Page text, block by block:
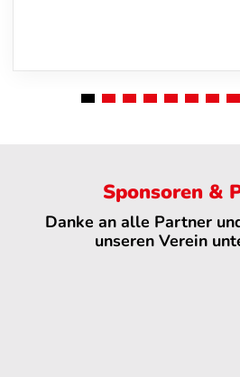
Sponsoren &
Danke an alle Partner
unseren Verein